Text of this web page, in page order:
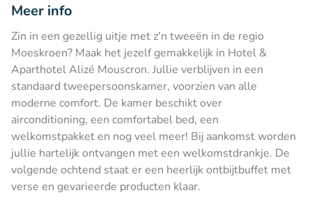
Meer info
Zin in een gezellig uitje met z'n tweeën in de regio
Moeskroen? Maak het jezelf gemakkelijk in Hotel &
Aparthotel Alizé Mouscron. Jullie verblijven in een
standaard tweepersoonskamer, voorzien van alle
moderne comfort. De kamer beschikt over
airconditioning, een comfortabel bed, een
welkomstpakket en nog veel meer! Bij aankomst worden
jullie hartelijk ontvangen met een welkomstdrankje. De
volgende ochtend staat er een heerlijk ontbijtbuffet met
verse en gevarieerde producten klaar.